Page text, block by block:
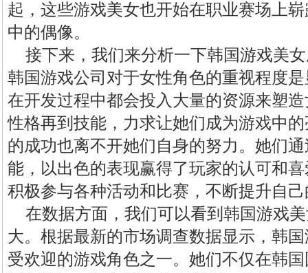
起，这些游戏美女也开始在职业赛场上
中的偶像。
接下来，我们来分析一下韩国游戏美
韩国游戏公司对于女性角色的重视程度
在开发过程中都会投入大量的资源来塑
性格再到技能，力求让她们成为游戏中
的成功也离不开她们自身的努力。她们
能，以出色的表现赢得了玩家的认可和
积极参与各种活动和比赛，不断提升自
在数据方面，我们可以看到韩国游戏
大。根据最新的市场调查数据显示，韩
受欢迎的游戏角色之一。她们不仅在韩